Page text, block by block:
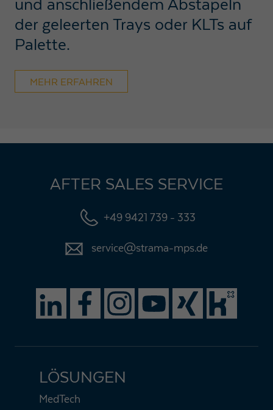
und anschließendem Abstapeln
der geleerten Trays oder KLTs auf
Palette.
MEHR ERFAHREN
AFTER SALES SERVICE
+49 9421 739 - 333
service@strama-mps.de
LÖSUNGEN
MedTech